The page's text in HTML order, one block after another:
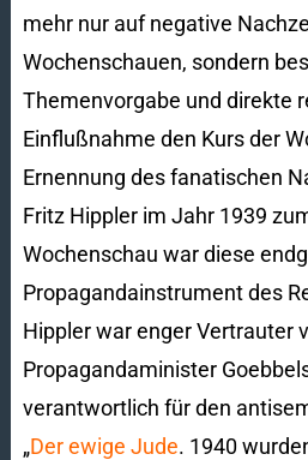
mehr nur auf negative
Wochenschauen, sondern
Themenvorgabe und direkte
Einflußnahme den Kurs der
Ernennung des fanatischen
Fritz Hippler im Jahr 1939
Wochenschau war diese
Propagandainstrument des
Hippler war enger Vertrauter
Propagandaminister
verantwortlich für den
„Der ewige Jude. 1940